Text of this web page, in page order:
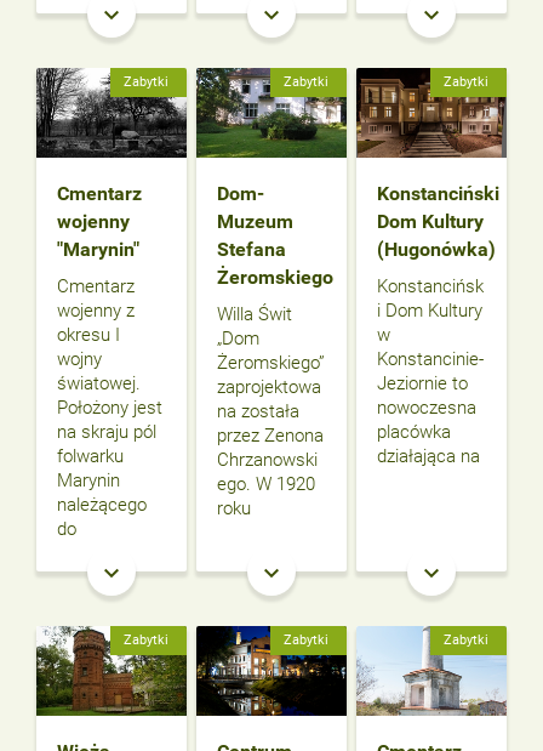
keyboard_arrow_down keyboard_arrow_down keyboard_arrow_down
Zabytki
Cmentarz
wojenny
"Marynin"
Cmentarz
wojenny z
okresu I
wojny
światowej.
Położony jest
na skraju pól
folwarku
Marynin
należącego
do
keyboard_arrow_down
Zabytki
Dom-
Muzeum
Stefana
Żeromskiego
Willa Świt
„Dom
Żeromskiego”
zaprojektowa
na została
przez Zenona
Chrzanowski
ego. W 1920
roku
keyboard_arrow_down
Zabytki
Konstanciński
Dom Kultury
(Hugonówka)
Konstancińsk
i Dom Kultury
w
Konstancinie-
Jeziornie to
nowoczesna
placówka
działająca na
keyboard_arrow_down
Zabytki Zabytki Zabytki